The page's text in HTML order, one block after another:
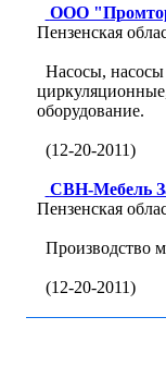
ООО
Пензенская
Насосы, насосы
оборудование.
(12-20-2011)
СВН-Мебель
Пензенская
Производство
(12-20-2011)